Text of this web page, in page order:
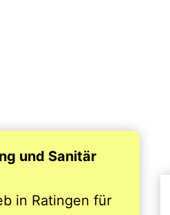
und Sanitär
in Ratingen für